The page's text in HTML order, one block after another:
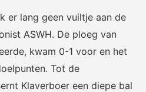
er lang geen vuiltje aan de
ASWH. De ploeg van
kwam 0-1 voor en het
Tot de
Klaverboer een diepe bal